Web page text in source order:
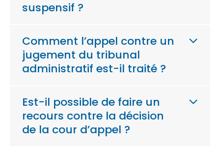
suspensif ?
Comment l’appel contre un
jugement du tribunal
administratif est-il traité ?
Est-il possible de faire un
recours contre la décision
de la cour d’appel ?